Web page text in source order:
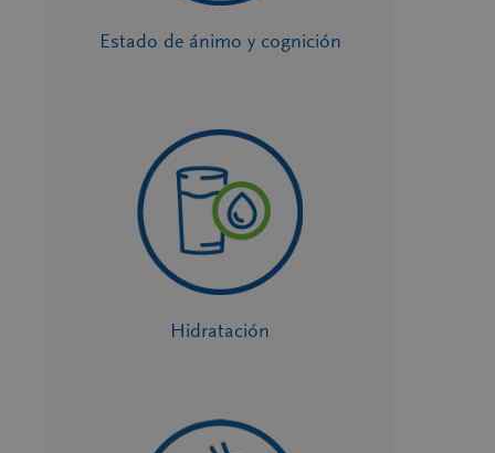
Estado de ánimo y cognición
Hidratación